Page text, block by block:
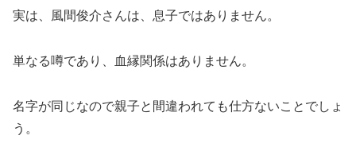
実は、風間俊介さんは、息子ではありません。
単なる噂であり、血縁関係はありません。
名字が同じなので親子と間違われても仕方ないことでしょ
う。